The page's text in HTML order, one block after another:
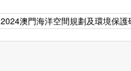
澳門海洋空間規劃及環境保